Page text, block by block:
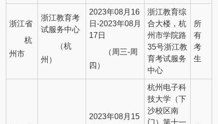
浙江省
杭
州市
浙江教育考
试服务中心
（杭
州）
2023年08月16
日-2023年08月
17日
（周三-周
四）
浙江教育综
合大楼，杭
州市学院路
35号浙江教
育考试服务
中心
所
有
考
生
2023年08月15
杭州电子科
技大学（下
沙校区南
门）第十一